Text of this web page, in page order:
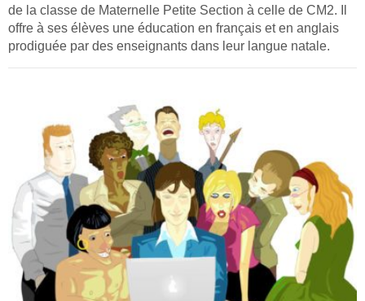
de la classe de Maternelle Petite Section à celle de CM2. Il
offre à ses élèves une éducation en français et en anglais
prodiguée par des enseignants dans leur langue natale.